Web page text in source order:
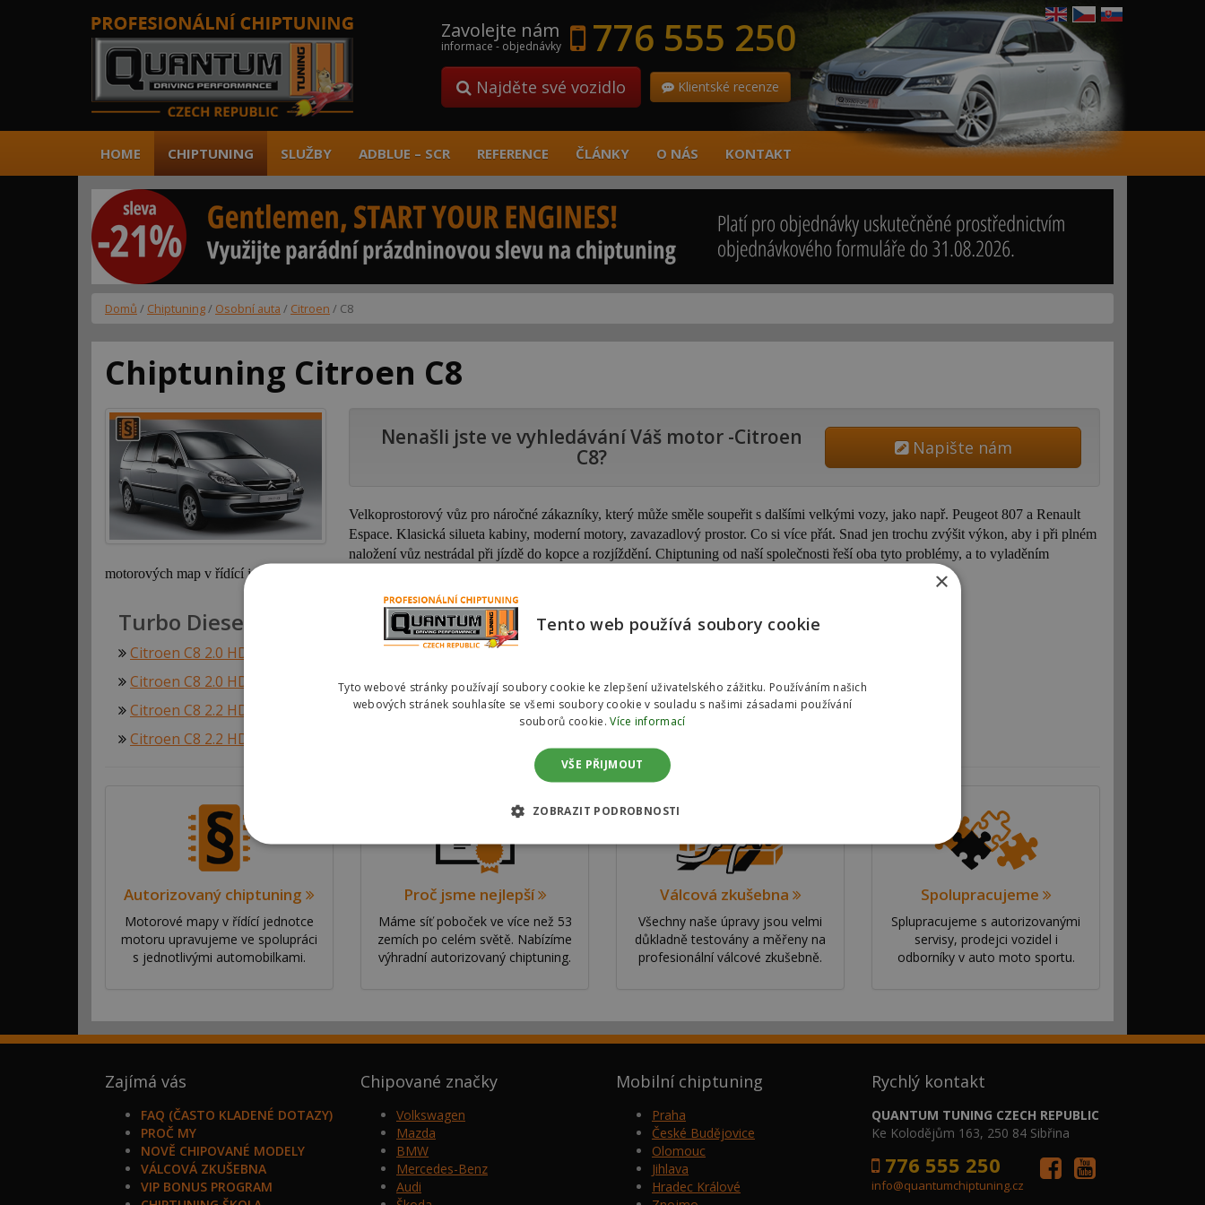
Zavolejte nám
informace - objednávky 776 555 250
Najděte své vozidlo Klientské recenze
HOME CHIPTUNING SLUŽBY ADBLUE – SCR REFERENCE ČLÁNKY O NÁS KONTAKT
Domů / Chiptuning/ Osobní auta / Citroen / C8
Chiptuning Citroen C8
Nenašli jste ve vyhledávání Váš motor -Citroen
C8?
Napište nám
Velkoprostorový vůz pro náročné zákazníky, který může směle soupeřit s dalšími velkými vozy, jako např. Peugeot 807 a Renault
Espace. Klasická silueta kabiny, moderní motory, zavazadlový prostor. Co si více přát. Snad jen trochu zvýšit výkon, aby i při plném
naložení vůz nestrádal při jízdě do kopce a rozjíždění. Chiptuning od naší společnosti řeší oba tyto problémy, a to vyladěním
motorových map v řídící jednotce motoru. Zlepšíme výkon a při stávajícím způsobu jízdy snížíme i spotřebu.
Turbo Diesel
Citroen C8 2.0 HDI 100kw (136hp)
Citroen C8 2.0 HDI 79kw (107hp)
Citroen C8 2.2 HDI 94kw (128hp)
Citroen C8 2.2 HDI 96kw (130hp)
Autorizovaný chiptuning
Motorové mapy v řídící jednotce
motoru upravujeme ve spolupráci
s jednotlivými automobilkami.
Proč jsme nejlepší
Máme síť poboček ve více než 53
zemích po celém světě. Nabízíme
výhradní autorizovaný chiptuning.
Válcová zkušebna
Všechny naše úpravy jsou velmi
důkladně testovány a měřeny na
profesionální válcové zkušebně.
Spolupracujeme
Splupracujeme s autorizovanými
servisy, prodejci vozidel i
odborníky v auto moto sportu.
Zajímá vás
FAQ (ČASTO KLADENÉ DOTAZY)
PROČ MY
NOVĚ CHIPOVANÉ MODELY
VÁLCOVÁ ZKUŠEBNA
VIP BONUS PROGRAM
Chipované značky
Volkswagen
Mazda
BMW
Mercedes-Benz
Audi
Mobilní chiptuning
Praha
České Budějovice
Olomouc
Jihlava
Hradec Králové
Rychlý kontakt
QUANTUM TUNING CZECH REPUBLIC
Ke Kolodějům 163, 250 84 Sibřina
776 555 250
info@quantumchiptuning.cz
×
Tento web používá soubory cookie
Tyto webové stránky používají soubory cookie ke zlepšení uživatelského zážitku. Používáním našich
webových stránek souhlasíte se všemi soubory cookie v souladu s našimi zásadami používání
souborů cookie.Více informací
VŠE PŘIJMOUT
ZOBRAZIT PODROBNOSTI